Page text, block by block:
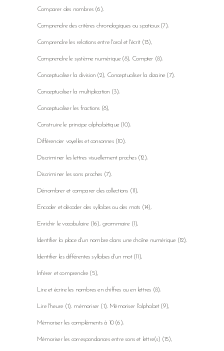
Comparer des nombres (6)
Comprendre des critères chronologiques ou spatiaux(7)
Comprendre les relations entre l'oral et l'écrit(13)
Comprendre le système numérique(8) Compter (8)
Conceptualiser la division (2) Conceptualiser la dizaine(7)
Conceptualiser la multiplication (3)
Conceptualiser les fractions (8)
Construire le principe alphabétique(10)
Différencier voyelles et consonnes(10)
Discriminer les lettres visuellement proches(12)
Discriminer les sons proches (7)
Dénombrer et comparer des collections (11)
Encoder et décoder des syllabes ou des mots (14)
Enrichir le vocabulaire(16) grammaire(1)
Identifier la place d'un nombre dans une chaîne numérique(12)
Identifier les différentes syllabes d'un mot(11)
Inférer et comprendre(5)
Lire et écrire les nombres en chiffres ou en lettres (8)
Lire l'heure(1) mémoriser (1) Mémoriser l'alphabet(9)
Mémoriser les compléments à 10(6)
Mémoriser les correspondances entre sons et lettre(s) (15)